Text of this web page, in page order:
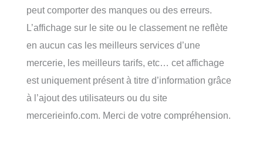
peut comporter des manques ou des erreurs.
L’affichage sur le site ou le classement ne reflète
en aucun cas les meilleurs services d’une
mercerie, les meilleurs tarifs, etc… cet affichage
est uniquement présent à titre d’information grâce
à l’ajout des utilisateurs ou du site
mercerieinfo.com. Merci de votre compréhension.